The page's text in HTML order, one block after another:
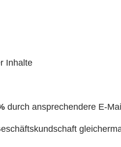
Inhalte
durch ansprechendere E-